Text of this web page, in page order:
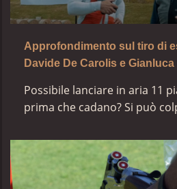
Approfondimento sul tiro di
Davide De Carolis e
Possibile lanciare in aria 11
prima che cadano? Si può